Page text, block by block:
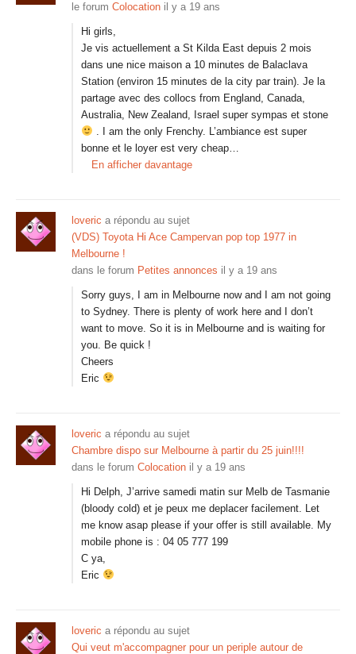
le forum Colocation il y a 19 ans
Hi girls,
Je vis actuellement a St Kilda East depuis 2 mois
dans une nice maison a 10 minutes de Balaclava
Station (environ 15 minutes de la city par train). Je la
partage avec des collocs from England, Canada,
Australia, New Zealand, Israel super sympas et stone
. I am the only Frenchy. L’ambiance est super
bonne et le loyer est very cheap…
En afficher davantage
loveric a répondu au sujet
(VDS) Toyota Hi Ace Campervan pop top 1977 in
Melbourne !
dans le forum Petites annonces il y a 19 ans
Sorry guys, I am in Melbourne now and I am not going
to Sydney. There is plenty of work here and I don’t
want to move. So it is in Melbourne and is waiting for
you. Be quick !
Cheers
Eric
loveric a répondu au sujet
Chambre dispo sur Melbourne à partir du 25 juin!!!!
dans le forum Colocation il y a 19 ans
Hi Delph, J’arrive samedi matin sur Melb de Tasmanie
(bloody cold) et je peux me deplacer facilement. Let
me know asap please if your offer is still available. My
mobile phone is : 04 05 777 199
C ya,
Eric
loveric a répondu au sujet
Qui veut m'accompagner pour un periple autour de